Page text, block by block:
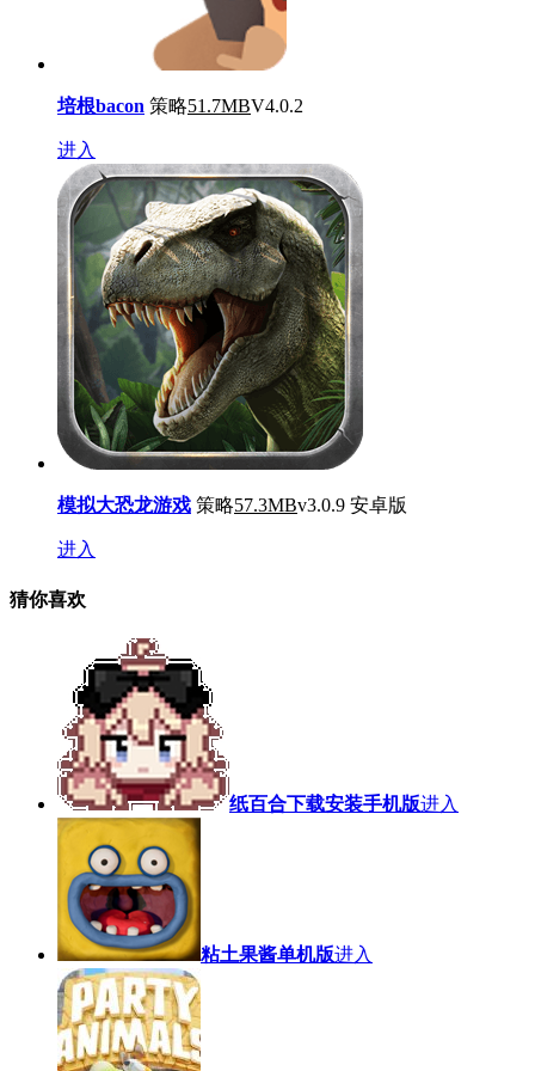
培根bacon 策略51.7MBV4.0.2
进入
模拟大恐龙游戏 策略57.3MBv3.0.9 安卓版
进入
猜你喜欢
纸百合下载安装手机版进入
粘土果酱单机版进入